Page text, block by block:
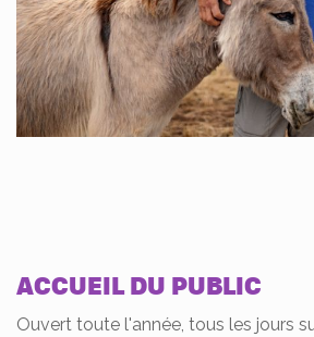
ACCUEIL DU PUBLIC
Ouvert toute l'année, tous les jours